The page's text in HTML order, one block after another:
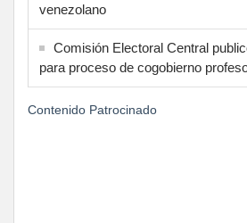
venezolano
Comisión Electoral Central
para proceso de cogobierno
Contenido Patrocinado